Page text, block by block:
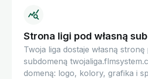
Strona ligi pod własną
Twoja liga dostaje własną stronę
subdomeną
domeną: logo, kolory, grafika i